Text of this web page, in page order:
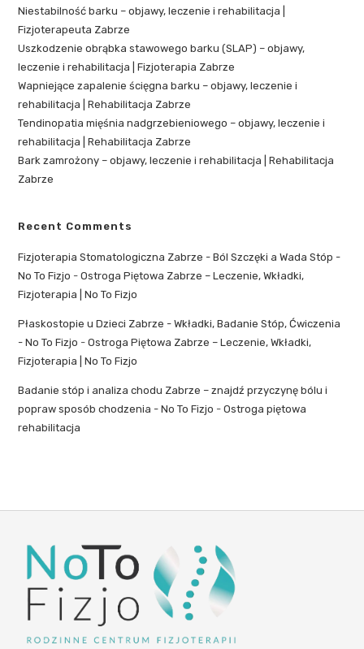
Niestabilność barku – objawy, leczenie i rehabilitacja |
Fizjoterapeuta Zabrze
Uszkodzenie obrąbka stawowego barku (SLAP) – objawy,
leczenie i rehabilitacja | Fizjoterapia Zabrze
Wapniejące zapalenie ścięgna barku – objawy, leczenie i
rehabilitacja | Rehabilitacja Zabrze
Tendinopatia mięśnia nadgrzebieniowego – objawy, leczenie i
rehabilitacja | Rehabilitacja Zabrze
Bark zamrożony – objawy, leczenie i rehabilitacja | Rehabilitacja
Zabrze
Recent Comments
Fizjoterapia Stomatologiczna Zabrze - Ból Szczęki a Wada Stóp -
No To Fizjo -Ostroga Piętowa Zabrze – Leczenie, Wkładki,
Fizjoterapia | No To Fizjo
Płaskostopie u Dzieci Zabrze - Wkładki, Badanie Stóp, Ćwiczenia
- No To Fizjo -Ostroga Piętowa Zabrze – Leczenie, Wkładki,
Fizjoterapia | No To Fizjo
Badanie stóp i analiza chodu Zabrze – znajdź przyczynę bólu i
popraw sposób chodzenia - No To Fizjo -Ostroga piętowa
rehabilitacja